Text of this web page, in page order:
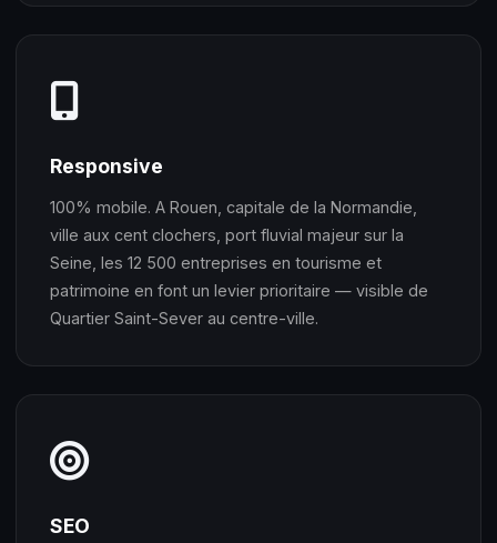
Responsive
100% mobile. A Rouen, capitale de la Normandie,
ville aux cent clochers, port fluvial majeur sur la
Seine, les 12 500 entreprises en tourisme et
patrimoine en font un levier prioritaire — visible de
Quartier Saint-Sever au centre-ville.
SEO